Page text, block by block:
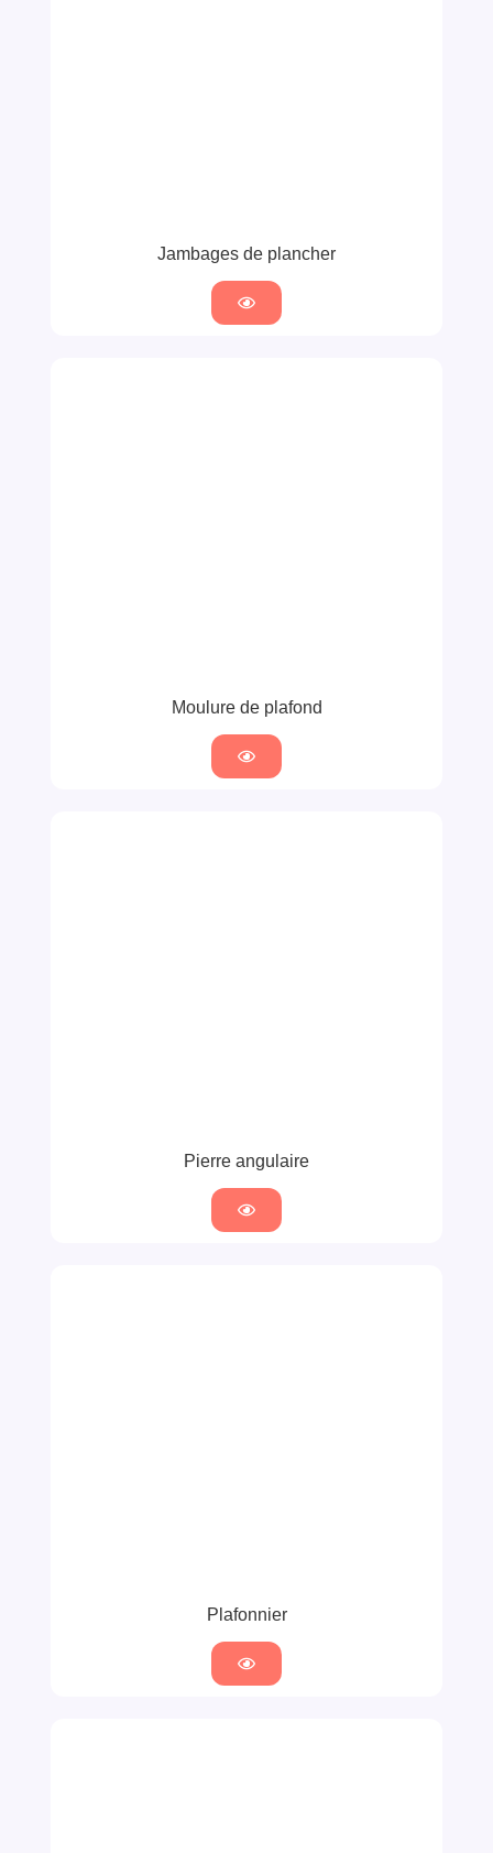
Jambages de plancher
Moulure de plafond
Pierre angulaire
Plafonnier